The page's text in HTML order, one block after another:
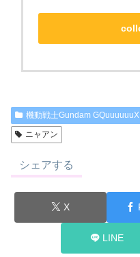
機動戦士Gundam GQuuuuuuX
ニャアン
シェアする
X
LINE